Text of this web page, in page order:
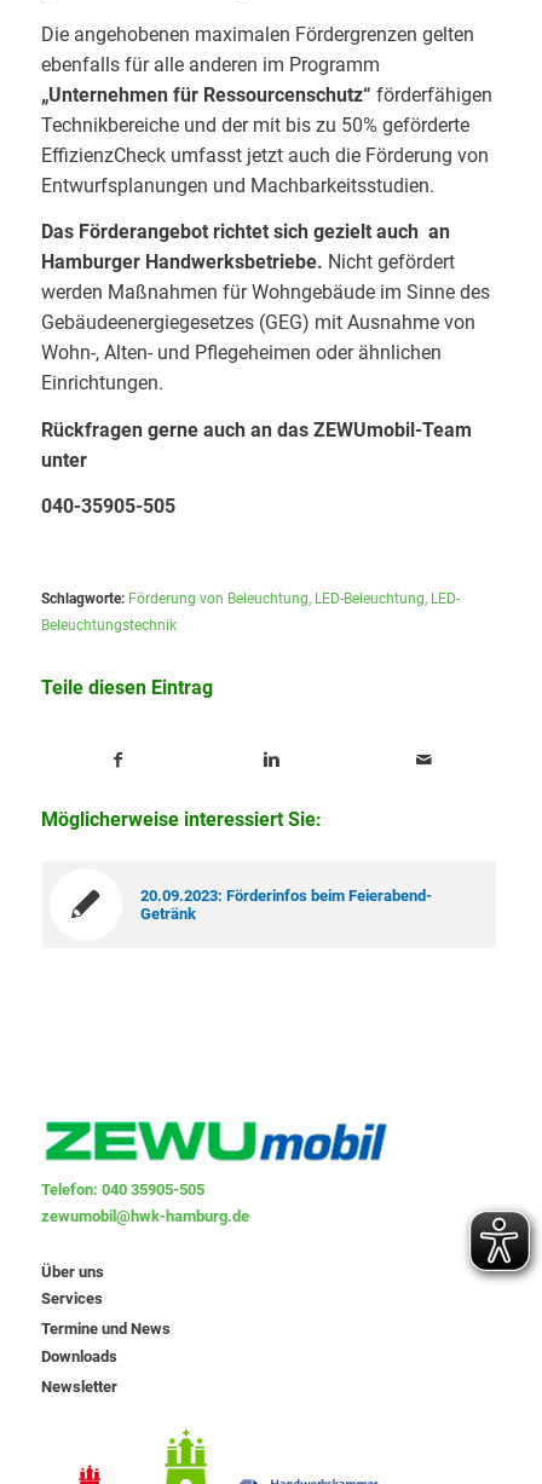
Die angehobenen maximalen Fördergrenzen gelten
ebenfalls für alle anderen im Programm
„Unternehmen für Ressourcenschutz“ förderfähigen
Technikbereiche und der mit bis zu 50% geförderte
EffizienzCheck umfasst jetzt auch die Förderung von
Entwurfsplanungen und Machbarkeitsstudien.
Das Förderangebot richtet sich gezielt auch an
Hamburger Handwerksbetriebe. Nicht gefördert
werden Maßnahmen für Wohngebäude im Sinne des
Gebäudeenergiegesetzes (GEG) mit Ausnahme von
Wohn-, Alten- und Pflegeheimen oder ähnlichen
Einrichtungen.
Rückfragen gerne auch an das ZEWUmobil-Team
unter
040-35905-505
Schlagworte: Förderung von Beleuchtung, LED-Beleuchtung, LED-
Beleuchtungstechnik
Teile diesen Eintrag
Möglicherweise interessiert Sie:
20.09.2023: Förderinfos beim Feierabend-
Getränk
Telefon: 040 35905-505
zewumobil@hwk-hamburg.de
Über uns
Services
Termine und News
Downloads
Newsletter